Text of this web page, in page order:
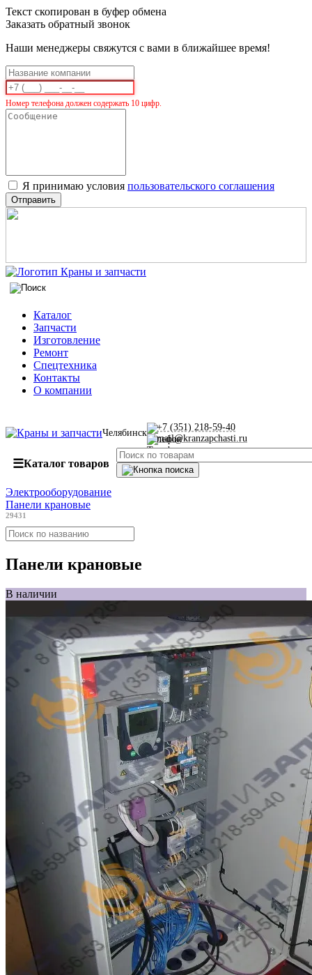
Текст скопирован в буфер обмена
Заказать обратный звонок
Наши менеджеры свяжутся с вами в ближайшее время!
Номер телефона должен содержать 10 цифр.
Я принимаю условия пользовательского соглашения
Отправить
Каталог
Запчасти
Изготовление
Ремонт
Спецтехника
Контакты
О компании
Челябинск
+7 (351) 218-59-40
mail@kranzapchasti.ru
☰Каталог товаров
Электрооборудование
Панели крановые
29431
Панели крановые
В наличии